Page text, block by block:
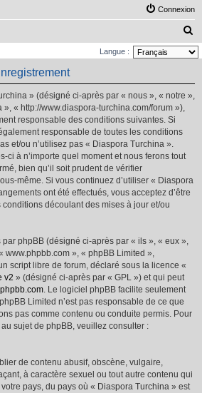
Connexion
e
e
Langue :
» (désigné ci-après par « nous », « notre »,
« http://www.diaspora-turchina.com/forum »),
responsable des conditions suivantes. Si
responsable de toutes les conditions
et/ou n’utilisez pas « Diaspora Turchina ».
ci à n’importe quel moment et nous ferons tout
bien qu’il soit prudent de vérifier
même. Si vous continuez d’utiliser « Diaspora
ont été effectués, vous acceptez d’être
découlant des mises à jour et/ou
phpBB (désigné ci-après par « ils », « eux »,
www.phpbb.com », « phpBB Limited »,
script libre de forum, déclaré sous la licence «
v2 » (désigné ci-après par « GPL ») et qui peut
. Le logiciel phpBB facilite seulement
Limited n’est pas responsable de ce que
pas comme contenu ou conduite permis. Pour
sujet de phpBB, veuillez consulter :
de contenu abusif, obscène, vulgaire,
à caractère sexuel ou tout autre contenu qui
pays, du pays où « Diaspora Turchina » est